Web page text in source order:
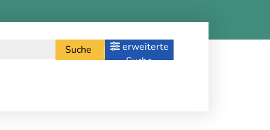
Suche
erweiterte
Suche